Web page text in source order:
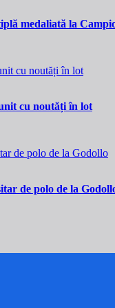
medaliată la
cu noutăți în lot
de polo de la